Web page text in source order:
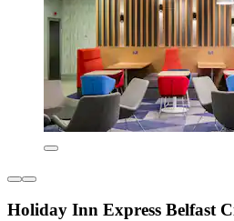
Holiday Inn Express Belfast